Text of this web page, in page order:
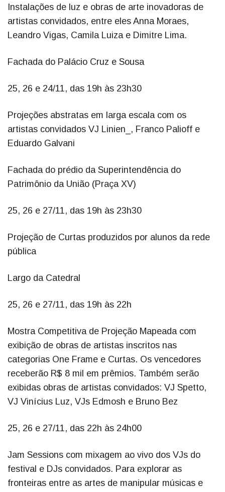
Instalações de luz e obras de arte inovadoras de
artistas convidados, entre eles Anna Moraes,
Leandro Vigas, Camila Luiza e Dimitre Lima.
Fachada do Palácio Cruz e Sousa
25, 26 e 24/11, das 19h às 23h30
Projeções abstratas em larga escala com os
artistas convidados VJ Linien_, Franco Palioff e
Eduardo Galvani
Fachada do prédio da Superintendência do
Patrimônio da União (Praça XV)
25, 26 e 27/11, das 19h às 23h30
Projeção de Curtas produzidos por alunos da rede
pública
Largo da Catedral
25, 26 e 27/11, das 19h às 22h
Mostra Competitiva de Projeção Mapeada com
exibição de obras de artistas inscritos nas
categorias One Frame e Curtas. Os vencedores
receberão R$ 8 mil em prêmios. Também serão
exibidas obras de artistas convidados: VJ Spetto,
VJ Vinícius Luz, VJs Edmosh e Bruno Bez
25, 26 e 27/11, das 22h às 24h00
Jam Sessions com mixagem ao vivo dos VJs do
festival e DJs convidados. Para explorar as
fronteiras entre as artes de manipular músicas e